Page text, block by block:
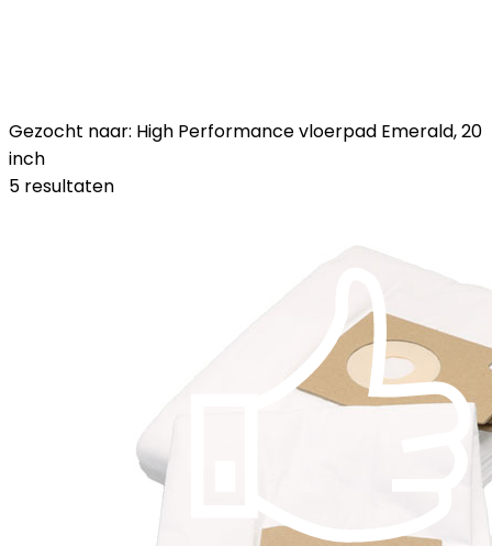
Gezocht naar: High Performance vloerpad Emerald, 20
inch
5 resultaten